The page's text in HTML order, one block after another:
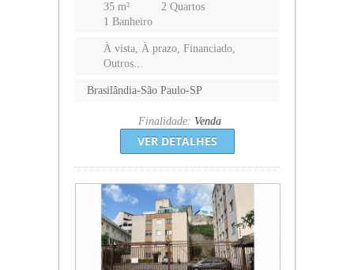
35 m²
2 Quartos
1 Banheiro
À vista, À prazo, Financiado,
Outros...
Brasilândia-São Paulo-SP
Finalidade: Venda
VER DETALHES